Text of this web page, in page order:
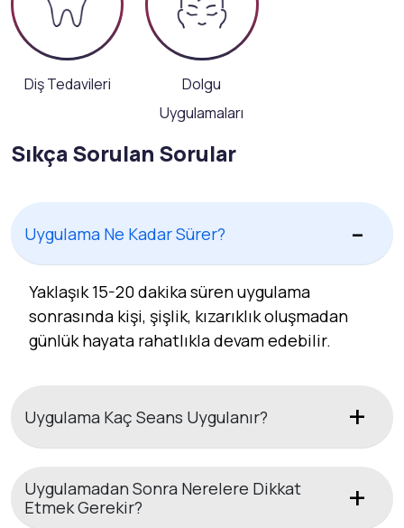
Diş Tedavileri
Dolgu
Uygulamaları
Sıkça Sorulan Sorular
Uygulama Ne Kadar Sürer?
Yaklaşık 15-20 dakika süren uygulama
sonrasında kişi, şişlik, kızarıklık oluşmadan
günlük hayata rahatlıkla devam edebilir.
Uygulama Kaç Seans Uygulanır?
Uygulamadan Sonra Nerelere Dikkat
Etmek Gerekir?